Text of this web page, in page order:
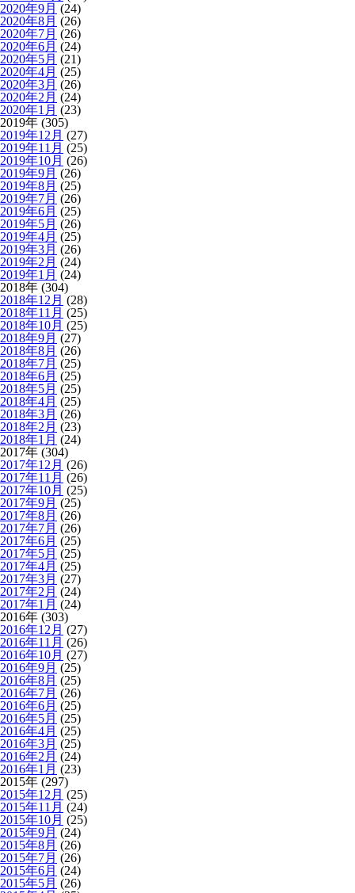
2020年9月 (24)
2020年8月 (26)
2020年7月 (26)
2020年6月 (24)
2020年5月 (21)
2020年4月 (25)
2020年3月 (26)
2020年2月 (24)
2020年1月 (23)
2019年 (305)
2019年12月 (27)
2019年11月 (25)
2019年10月 (26)
2019年9月 (26)
2019年8月 (25)
2019年7月 (26)
2019年6月 (25)
2019年5月 (26)
2019年4月 (25)
2019年3月 (26)
2019年2月 (24)
2019年1月 (24)
2018年 (304)
2018年12月 (28)
2018年11月 (25)
2018年10月 (25)
2018年9月 (27)
2018年8月 (26)
2018年7月 (25)
2018年6月 (25)
2018年5月 (25)
2018年4月 (25)
2018年3月 (26)
2018年2月 (23)
2018年1月 (24)
2017年 (304)
2017年12月 (26)
2017年11月 (26)
2017年10月 (25)
2017年9月 (25)
2017年8月 (26)
2017年7月 (26)
2017年6月 (25)
2017年5月 (25)
2017年4月 (25)
2017年3月 (27)
2017年2月 (24)
2017年1月 (24)
2016年 (303)
2016年12月 (27)
2016年11月 (26)
2016年10月 (27)
2016年9月 (25)
2016年8月 (25)
2016年7月 (26)
2016年6月 (25)
2016年5月 (25)
2016年4月 (25)
2016年3月 (25)
2016年2月 (24)
2016年1月 (23)
2015年 (297)
2015年12月 (25)
2015年11月 (24)
2015年10月 (25)
2015年9月 (24)
2015年8月 (26)
2015年7月 (26)
2015年6月 (24)
2015年5月 (26)